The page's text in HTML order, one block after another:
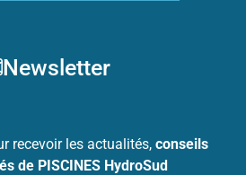
Newsletter
recevoir les actualités, conseils
de PISCINES HydroSud